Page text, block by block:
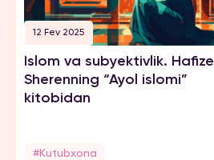
12 Fev 2025
Islom va subyektivlik. Hafize
Sherenning “Ayol islomi”
kitobidan
#Kutubxona